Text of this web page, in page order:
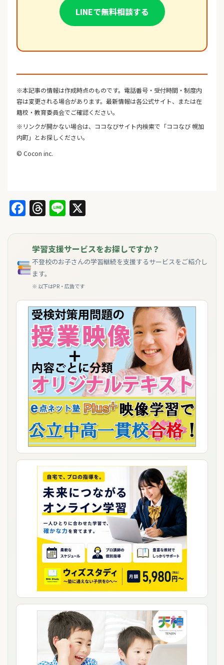
LINEで無料相談する
※本記事の情報は作成時点のものです。電話番号・受付時間・制度内
容は変更される場合があります。最新情報は各公式サイト、または在
籍校・教育委員会でご確認ください。
※リンクが開かない場合は、ココなびサイト内検索で「ココなび 幌加
内町」とお探しください。
© Cocon inc.
Facebook
Threads
Line
学習支援サービスをお探しですか？
不登校のお子さんの学習継続を支援するサービスをご紹介し
ます。
※ 以下はPR・広告です